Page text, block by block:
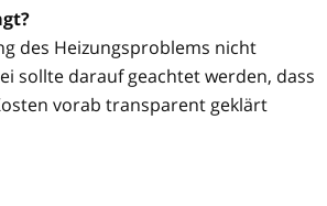
des Heizungsproblems nicht
sollte darauf geachtet werden, dass
vorab transparent geklärt